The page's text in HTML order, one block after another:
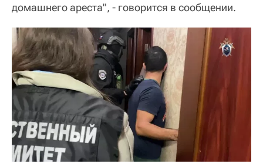
домашнего ареста", - говорится в сообщении.